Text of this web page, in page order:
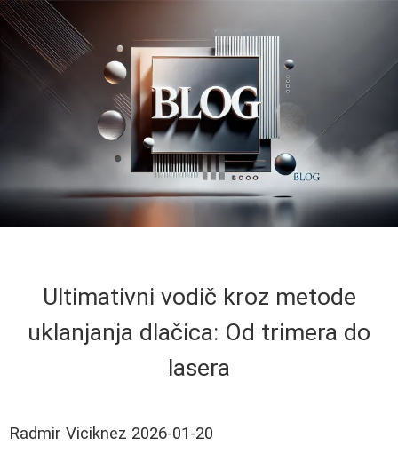
Ultimativni vodič kroz metode
uklanjanja dlačica: Od trimera do
lasera
Radmir Viciknez 2026-01-20